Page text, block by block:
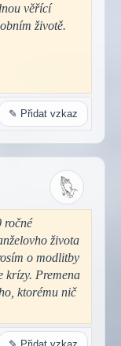
věřící
životě.
✎ Přidat vzkaz
ročné
života
o modlitby
krízy. Premena
ktorému nič